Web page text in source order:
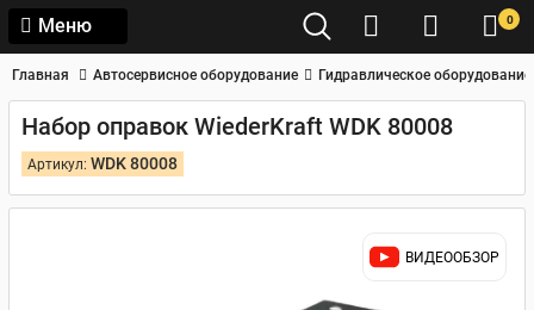
Меню 0
Главная Автосервисное оборудование Гидравлическое оборудование
Набор оправок WiederKraft WDK 80008
Артикул: WDK 80008
ВИДЕООБЗОР